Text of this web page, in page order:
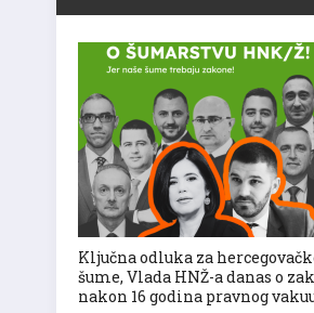
Ključna odluka za
šume, Vlada HNŽ-a danas o
nakon 16 godina pravnog